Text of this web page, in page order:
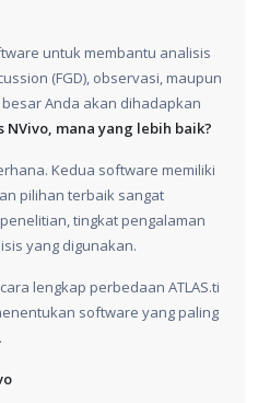
untuk membantu analisis
(FGD), observasi, maupun
Anda akan dihadapkan
NVivo, mana yang lebih baik?
Kedua software memiliki
pilihan terbaik sangat
tingkat pengalaman
yang digunakan.
lengkap perbedaan ATLAS.ti
software yang paling